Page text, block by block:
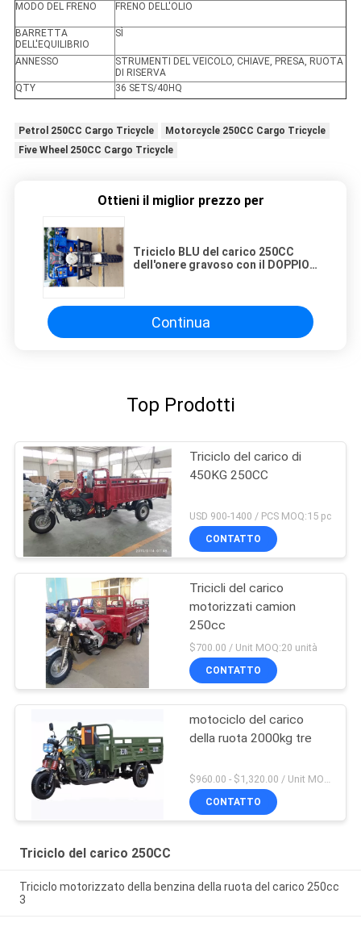
MODO DEL FRENO
FRENO DELL'OLIO
BARRETTA
DELL'EQUILIBRIO
SÌ
ANNESSO
STRUMENTI DEL VEICOLO, CHIAVE, PRESA, RUOTA
DI RISERVA
QTY
36 SETS/40HQ
Petrol 250CC Cargo Tricycle
Motorcycle 250CC Cargo Tricycle
Five Wheel 250CC Cargo Tricycle
Ottieni il miglior prezzo per
Triciclo BLU del carico 250CC
dell'onere gravoso con il DOPPIO
Continua
Top Prodotti
Triciclo del carico di
450KG 250CC
USD 900-1400 / PCS MOQ:15 pc
CONTATTO
Tricicli del carico
motorizzati camion
250cc
$700.00 / Unit MOQ:20 unità
CONTATTO
motociclo del carico
della ruota 2000kg tre
CONTATTO
Triciclo del carico 250CC
Triciclo motorizzato della benzina della ruota del carico 250cc
3